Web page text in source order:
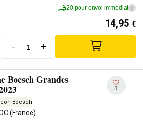
20 pour envoi immédiat i
14,95 €
- +
Boesch Grandes
Boesch
(France)
3